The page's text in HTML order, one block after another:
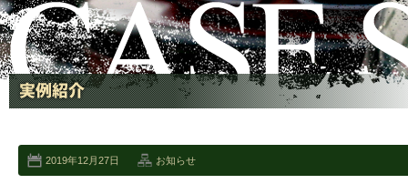
2019年12月27日 お知らせ